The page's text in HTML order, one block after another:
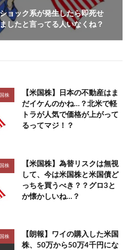
ョック系が発生したら即死せ
したと言ってる人いなくね？
株
【米国株】日本の不動産はま
だイケんのかね…？北米で軽
トラが人気で価格が上がって
るってマジ！？
株
【米国株】為替リスクは無視
して、今は米国株と米国債ど
っちを買うべき？？グロ3と
か懐かしいね…？
株
【朗報】ワイの購入した米国
株、50万から50万4千円にな